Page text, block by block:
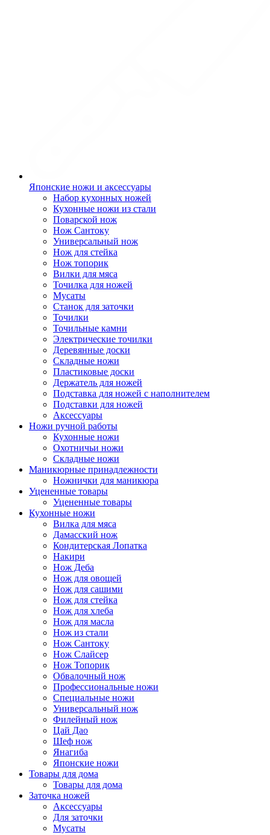
Японские ножи и аксессуары
Набор кухонных ножей
Кухонные ножи из стали
Поварской нож
Нож Сантоку
Универсальный нож
Нож для стейка
Нож топорик
Вилки для мяса
Точилка для ножей
Мусаты
Станок для заточки
Точилки
Точильные камни
Электрические точилки
Деревянные доски
Складные ножи
Пластиковые доски
Держатель для ножей
Подставка для ножей с наполнителем
Подставки для ножей
Аксессуары
Ножи ручной работы
Кухонные ножи
Охотничьи ножи
Складные ножи
Маникюрные принадлежности
Ножнички для маникюра
Уцененные товары
Уцененные товары
Кухонные ножи
Вилка для мяса
Дамасский нож
Кондитерская Лопатка
Накири
Нож Деба
Нож для овощей
Нож для сашими
Нож для стейка
Нож для хлеба
Нож для масла
Нож из стали
Нож Сантоку
Нож Слайсер
Нож Топорик
Обвалочный нож
Профессиональные ножи
Специальные ножи
Универсальный нож
Филейный нож
Цай Дао
Шеф нож
Янагиба
Японские ножи
Товары для дома
Товары для дома
Заточка ножей
Аксессуары
Для заточки
Мусаты